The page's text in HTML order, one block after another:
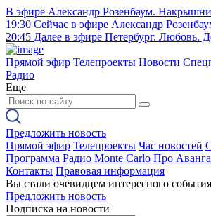
В эфире Александр Розенбаум.
19:30 Сейчас в эфире Александр
20:45 Далее в эфире Петербург. Любовь.
Прямой эфир Телепроекты Новости
Радио
Еще
Предложить новость
Прямой эфир Телепроекты Час новостей
Программа Радио Monte Carlo Про
Контакты Правовая информация
Вы стали очевидцем интересного
Предложить новость
Подписка на новости